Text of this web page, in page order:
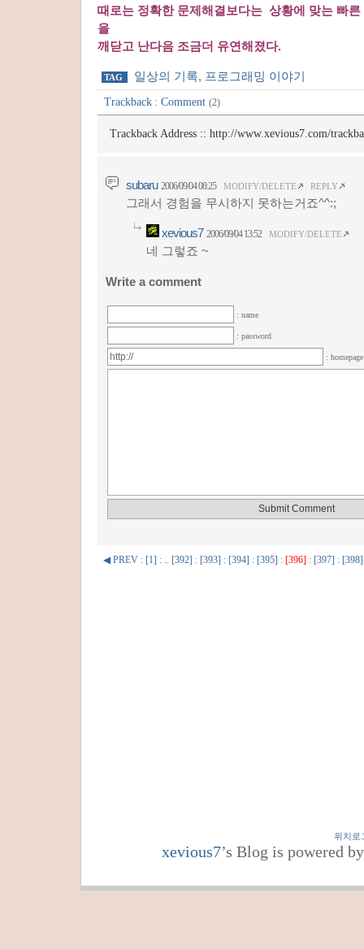
때로는 정확한 문제해결보다는 상황에 맞는 빠
을
깨닫고 난다음 조금더 유연해졌다.
TAG 일상의 기록, 프로그래밍 이야기
Trackback : Comment (2)
Trackback Address :: http://www.xevious7.com/
subaru 2006/09/04 08:25 MODIFY/DELETE REPLY
그래서 경험을 무시하지 못하는거죠^^:;
xevious7 2006/09/04 13:52 MODIFY/DELETE
네 그렇죠 ~
Write a comment
: name
: password
:
◀ PREV : [1] : .. [392] : [393] : [394] : [395] : [396] : [397] : [398]
위치로
xevious7’s Blog is powered